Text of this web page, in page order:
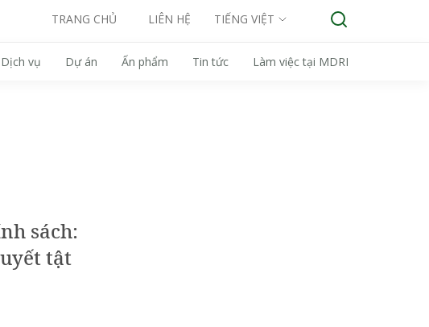
TRANG CHỦ LIÊN HỆ TIẾNG VIỆT
Dịch vụ Dự án Ấn phẩm Tin tức Làm việc tại MDRI
sách:
tật